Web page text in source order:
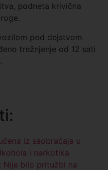
podneta krivična
pod dejstvom
trežnjenje od 12 sati
iz saobraćaja u
i narkotika
Nije bilo pritužbi na